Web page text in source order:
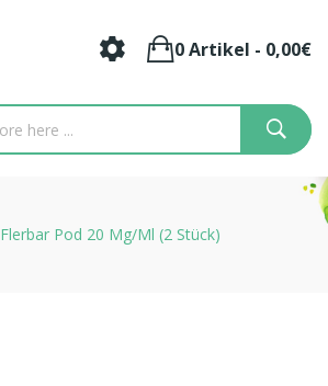
0 Artikel - 0,00€
Flerbar Pod 20 Mg/ml (2 Stück)